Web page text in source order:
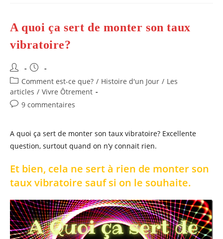
Vibratoire
Vital?
A quoi ça sert de monter son taux
vibratoire?
Auteur/autrice
de
la
publication :
Publication
publiée :
Post
category:
Comment est-ce que? / Histoire d'un Jour / Les
articles / Vivre Ôtrement
Commentaires
publication :
9 commentaires
A quoi ça sert de monter son taux vibratoire? Excellente
question, surtout quand on n’y connait rien.
Et bien, cela ne sert à rien de monter son
taux vibratoire sauf si on le souhaite.